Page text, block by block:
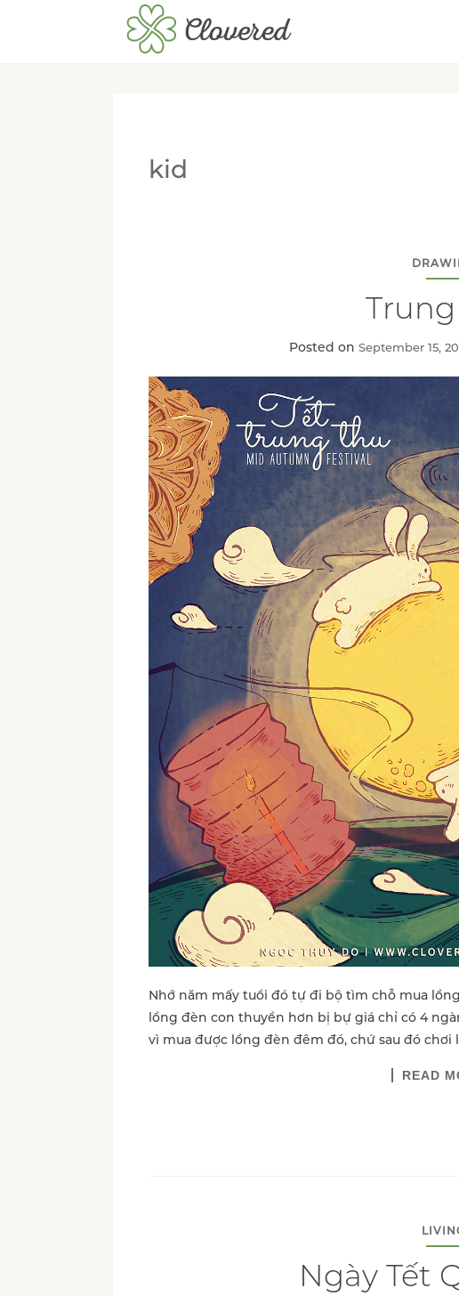
kid
Posted on September 15,
Nhớ năm mấy tuổi đó tự đi bộ tìm chỗ mua
lồng đèn con thuyền hơn bị bự giá chỉ có 4
vì mua được lồng đèn đêm đó, chứ sau đó chơi
READ
Ngày Tết